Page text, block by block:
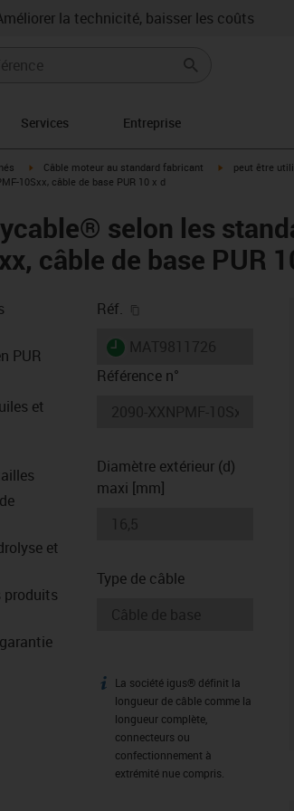
la technicité, baisser les coûts
Services Entreprise
igus-icon-arrow-right
Câble moteur au standard fabricant igus-icon-
peut être
10Sxx, câble de base PUR 10 x d
selon les
câble de base PUR
PUR
et
et
produits
Réf.
igus-icon-lieferzeit
Référence n°
Diamètre extérieur (d)
maxi [mm]
Type de câble
igus-icon-info
La société igus® définit la
longueur de câble comme la
longueur complète,
connecteurs ou
confectionnement à
extrémité nue compris.